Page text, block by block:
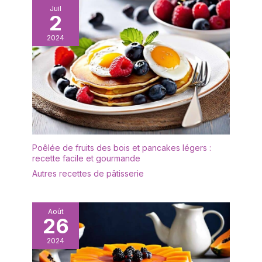
restaurant, etc.
Partagez-les avec vos
amis et votre famille, car
ce sont des cuillères
pratiques Parfait pour les
mariages, les cocktails et
les occasions spéciales :
la cuillère à apéritif ou la
cuillère à soupe parfaite
Juil
2
2024
Poêlée de fruits des bois et pancakes légers :
recette facile et gourmande
Autres recettes de pâtisserie
Août
26
2024